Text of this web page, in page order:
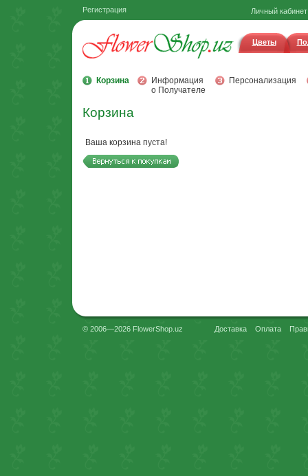
Регистрация Личный кабинет
Цветы
Корзина
Информация
о Получателе
Персонализация
Корзина
Ваша корзина пуста!
© 2006—2026 FlowerShop.uz Доставка Оплата